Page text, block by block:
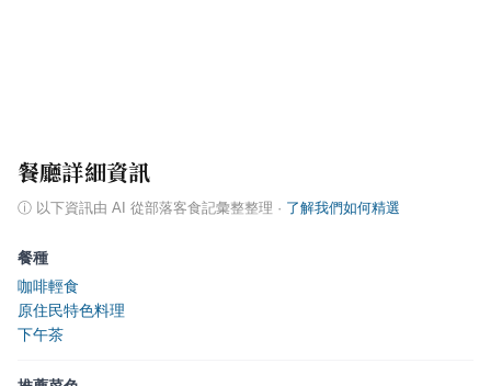
餐廳詳細資訊
ⓘ 以下資訊由 AI 從部落客食記彙整整理 · 了解我們如何精選
餐種
咖啡輕食
原住民特色料理
下午茶